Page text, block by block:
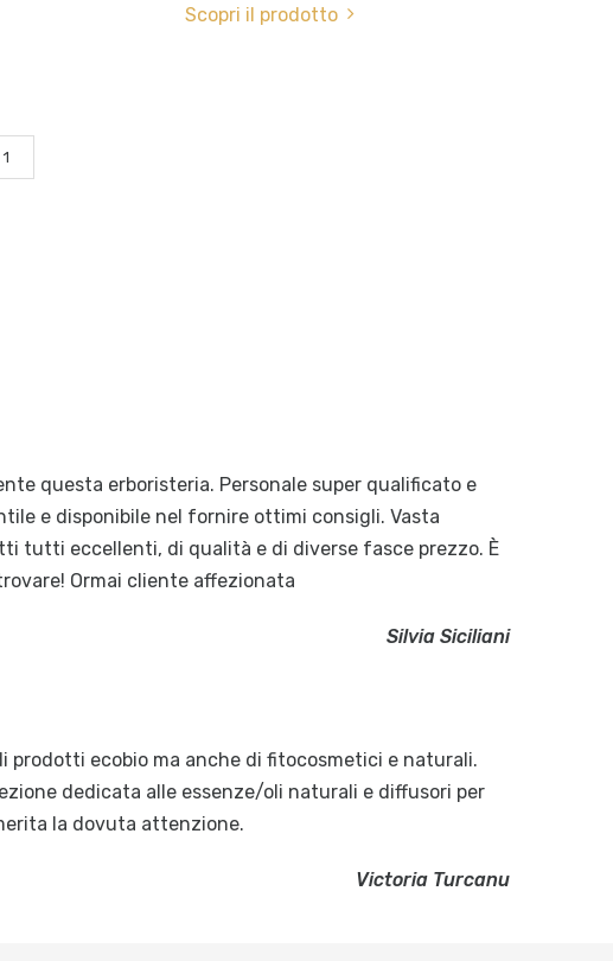
Scopri il prodotto
1
questa erboristeria. Personale super qualificato e
e disponibile nel fornire ottimi consigli. Vasta
tutti eccellenti, di qualità e di diverse fasce prezzo. È
Ormai cliente affezionata
Silvia Siciliani
prodotti ecobio ma anche di fitocosmetici e naturali.
dedicata alle essenze/oli naturali e diffusori per
la dovuta attenzione.
Victoria Turcanu